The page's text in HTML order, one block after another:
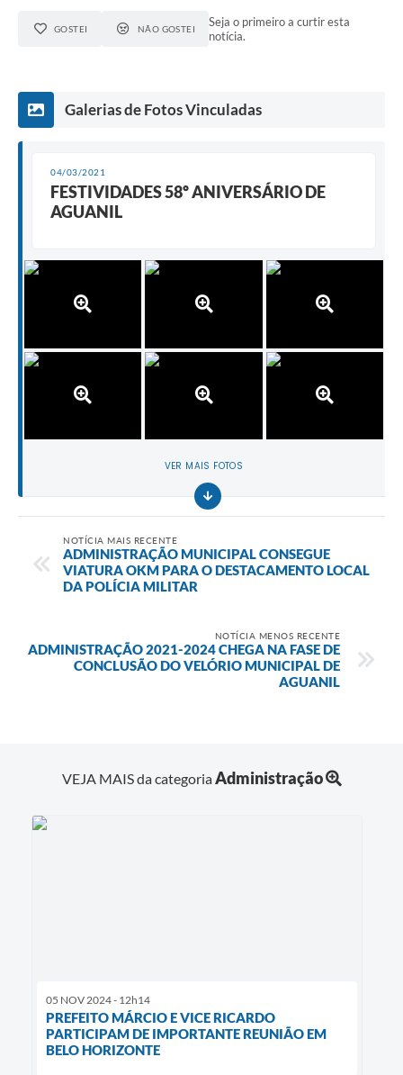
GOSTEI NÃO GOSTEI
Seja o primeiro a curtir esta
notícia.
Galerias de Fotos Vinculadas
04/03/2021
FESTIVIDADES 58º ANIVERSÁRIO DE
AGUANIL
VER MAIS FOTOS
NOTÍCIA MAIS RECENTE
ADMINISTRAÇÃO MUNICIPAL CONSEGUE
VIATURA OKM PARA O DESTACAMENTO LOCAL
DA POLÍCIA MILITAR
NOTÍCIA MENOS RECENTE
ADMINISTRAÇÃO 2021-2024 CHEGA NA FASE DE
CONCLUSÃO DO VELÓRIO MUNICIPAL DE
AGUANIL
VEJA MAIS da categoriaAdministração
05 NOV 2024 - 12h14
PREFEITO MÁRCIO E VICE RICARDO
PARTICIPAM DE IMPORTANTE REUNIÃO EM
BELO HORIZONTE